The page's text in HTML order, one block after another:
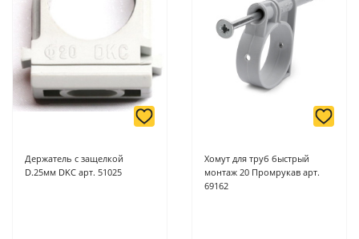
Держатель с защелкой
D.25мм DKC арт. 51025
Хомут для труб быстрый
монтаж 20 Промрукав арт.
69162